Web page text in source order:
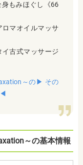
もみほぐし《66
マオイルマッサ
古式マッサージ
～の▶︎ その
◀︎
～の基本情報